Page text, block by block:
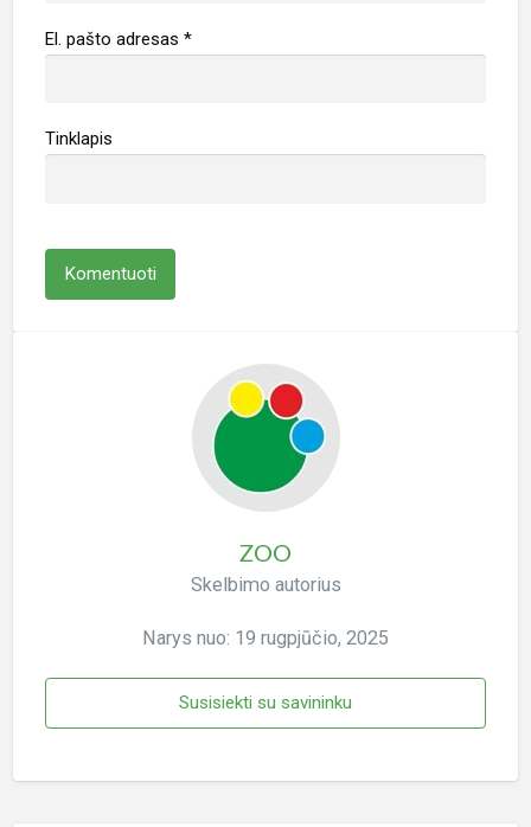
El. pašto adresas *
Tinklapis
ZOO
Skelbimo autorius
Narys nuo: 19 rugpjūčio, 2025
Susisiekti su savininku